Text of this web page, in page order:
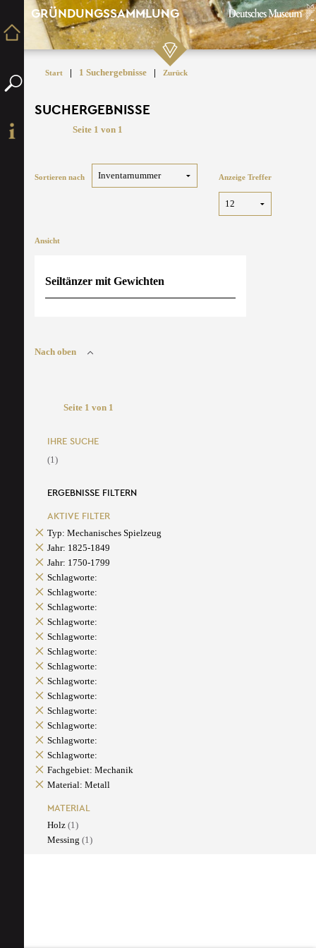
GRÜNDUNGSSAMMLUNG
Start | 1 Suchergebnisse | Zurück
SUCHERGEBNISSE
Seite 1 von 1
Sortieren nach Anzeige Treffer
Ansicht
Seiltänzer mit Gewichten
Nach oben
Seite 1 von 1
IHRE SUCHE
(1)
ERGEBNISSE FILTERN
AKTIVE FILTER
Typ: Mechanisches Spielzeug
Jahr: 1825-1849
Jahr: 1750-1799
Schlagworte:
Schlagworte:
Schlagworte:
Schlagworte:
Schlagworte:
Schlagworte:
Schlagworte:
Schlagworte:
Schlagworte:
Schlagworte:
Schlagworte:
Schlagworte:
Schlagworte:
Fachgebiet: Mechanik
Material: Metall
MATERIAL
Holz (1)
Messing (1)